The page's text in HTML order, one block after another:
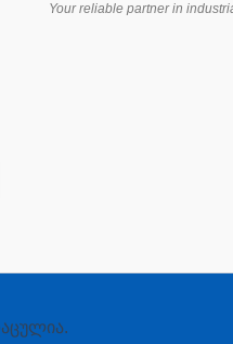
Your reliable partner in